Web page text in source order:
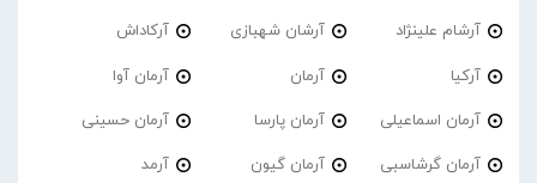
آرشام علینژاد آرشان شهبازی آرکاداش
آرکیا آرمان آرمان آوا
آرمان اسماعیلی آرمان پارسا آرمان حسینی
آرمان گرشاسبی آرمان گیون آرمد